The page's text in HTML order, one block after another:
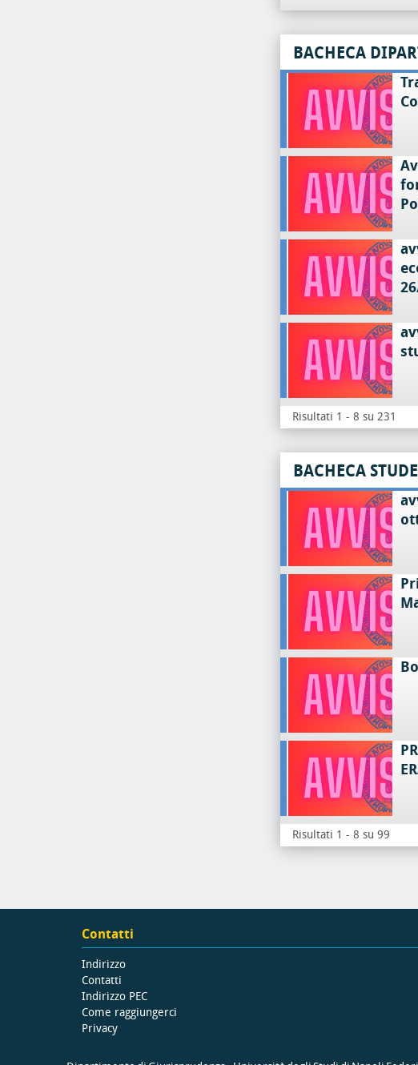
BACHECA
Risultati 1 - 8 su 231
BACHECA
Risultati 1 - 8 su 99
Contatti
Indirizzo
Contatti
Indirizzo PEC
Come raggiungerci
Privacy